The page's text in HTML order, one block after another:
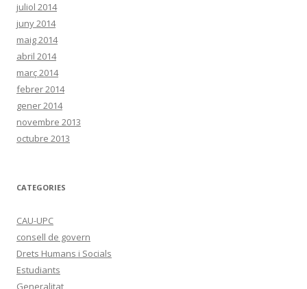
juliol 2014
juny 2014
maig 2014
abril 2014
març 2014
febrer 2014
gener 2014
novembre 2013
octubre 2013
CATEGORIES
CAU-UPC
consell de govern
Drets Humans i Socials
Estudiants
Generalitat